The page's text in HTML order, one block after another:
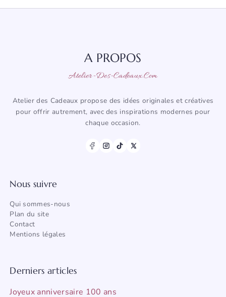
A PROPOS
Atelier-Des-Cadeaux.com
Atelier des Cadeaux propose des idées originales et créatives
pour offrir autrement, avec des inspirations modernes pour
chaque occasion.
Nous suivre
Qui sommes-nous
Plan du site
Contact
Mentions légales
Derniers articles
Joyeux anniversaire 100 ans